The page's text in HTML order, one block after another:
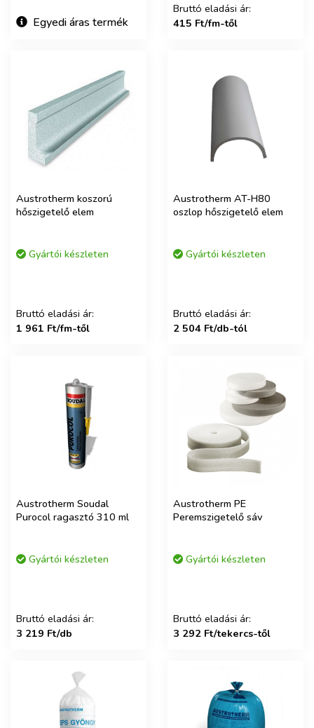
Egyedi áras termék
Bruttó eladási ár:
415 Ft/fm-től
Austrotherm koszorú
hőszigetelő elem
Gyártói készleten
Bruttó eladási ár:
1 961 Ft/fm-től
Austrotherm AT-H80
oszlop hőszigetelő elem
Gyártói készleten
Bruttó eladási ár:
2 504 Ft/db-tól
Austrotherm Soudal
Purocol ragasztó 310 ml
Gyártói készleten
Bruttó eladási ár:
3 219 Ft/db
Austrotherm PE
Peremszigetelő sáv
Gyártói készleten
Bruttó eladási ár:
3 292 Ft/tekercs-től